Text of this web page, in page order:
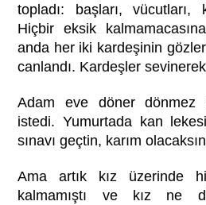
topladı: başları, vücutları,
Hiçbir eksik
anda her iki kardeşinin
canlandı. Kardeşler
Adam eve döner dönmez
istedi. Yumurtada kan
sınavı geçtin, karım
Ama artık kız üzerinde
kalmamıştı ve kız ne